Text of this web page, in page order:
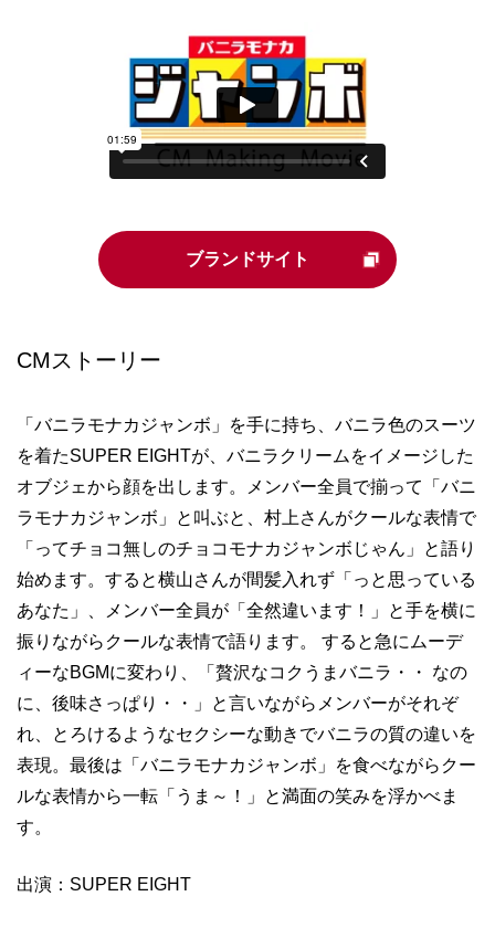
ブランドサイト
CMストーリー
「バニラモナカジャンボ」を手に持ち、バニラ色のスーツ
を着たSUPER EIGHTが、バニラクリームをイメージした
オブジェから顔を出します。メンバー全員で揃って「バニ
ラモナカジャンボ」と叫ぶと、村上さんがクールな表情で
「ってチョコ無しのチョコモナカジャンボじゃん」と語り
始めます。すると横山さんが間髪入れず「っと思っている
あなた」、メンバー全員が「全然違います！」と手を横に
振りながらクールな表情で語ります。 すると急にムーデ
ィーなBGMに変わり、「贅沢なコクうまバニラ・・ なの
に、後味さっぱり・・」と言いながらメンバーがそれぞ
れ、とろけるようなセクシーな動きでバニラの質の違いを
表現。最後は「バニラモナカジャンボ」を食べながらクー
ルな表情から一転「うま～！」と満面の笑みを浮かべま
す。
出演：SUPER EIGHT